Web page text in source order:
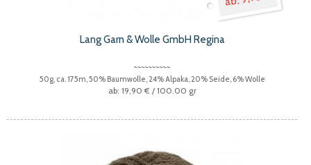
Lang Garn & Wolle GmbH Regina
50g, ca. 175m, 50% Baumwolle, 24% Alpaka, 20% Seide, 6% Wolle
19,90 € / 100.00 gr